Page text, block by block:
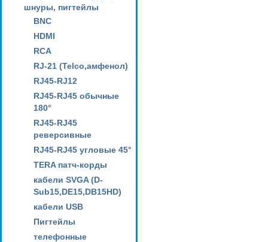
шнуры, пигтейлы
BNC
HDMI
RCA
RJ-21 (Telco,амфенол)
RJ45-RJ12
RJ45-RJ45 обычные
180°
RJ45-RJ45
реверсивные
RJ45-RJ45 угловые 45°
TERA патч-корды
кабели SVGA (D-
Sub15,DE15,DB15HD)
кабели USB
Пигтейлы
телефонные